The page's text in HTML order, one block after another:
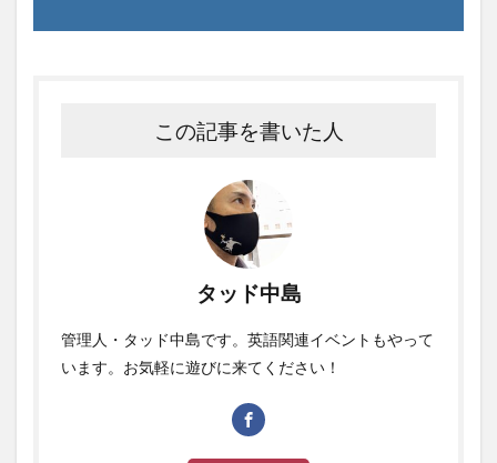
この記事を書いた人
タッド中島
管理人・タッド中島です。英語関連イベントもやって
います。お気軽に遊びに来てください！